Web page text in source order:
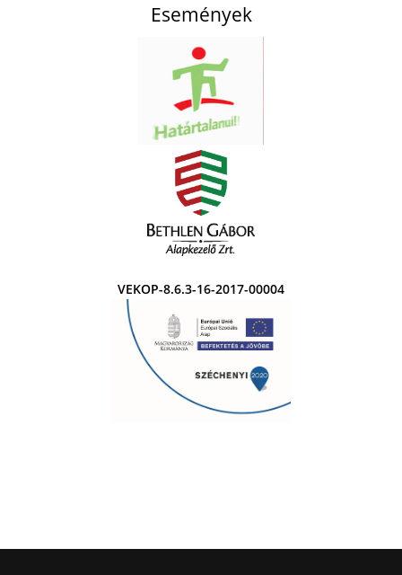
Események
VEKOP-8.6.3-16-2017-00004